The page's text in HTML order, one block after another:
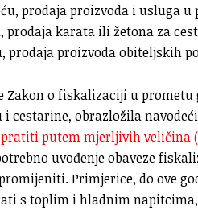
prodaja proizvoda i usluga
prodaja karata ili žetona za
prodaja proizvoda obiteljskih
Zakon o fiskalizaciji u prometu
cestarine, obrazložila
putem mjerljivih veličina
uvođenje obaveze
Primjerice, do ove
s toplim i hladnim